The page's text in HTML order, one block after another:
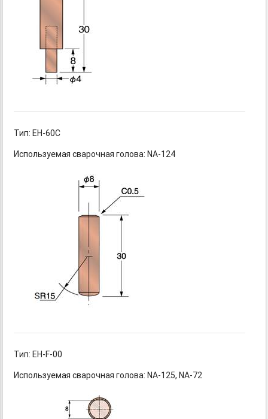
Тип: ЕН-60С
Используемая сварочная голова: NA-124
Тип: EH-F-00
Используемая сварочнаяголова: NA-125, NA-72